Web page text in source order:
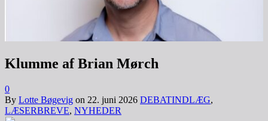
Klumme af Brian Mørch
0
By Lotte Bøgevig on 22. juni 2026 DEBATINDLÆG,
LÆSERBREVE, NYHEDER